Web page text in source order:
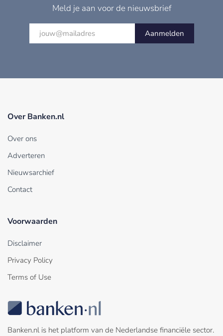
Meld je aan voor de nieuwsbrief
Aanmelden
Over Banken.nl
Over ons
Adverteren
Nieuwsarchief
Contact
Voorwaarden
Disclaimer
Privacy Policy
Terms of Use
Banken.nl is het platform van de Nederlandse financiële sector.